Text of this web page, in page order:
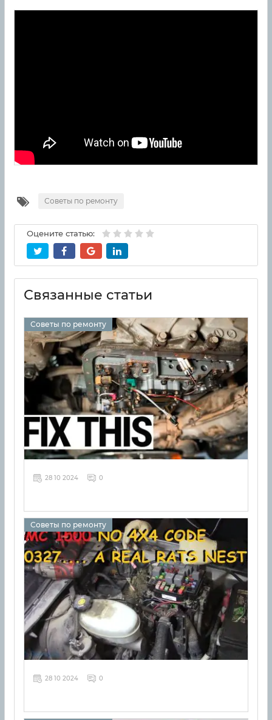
Советы по ремонту
Оцените статью:
Связанные статьи
Советы по ремонту
28 10 2024 0
Советы по ремонту
28 10 2024 0